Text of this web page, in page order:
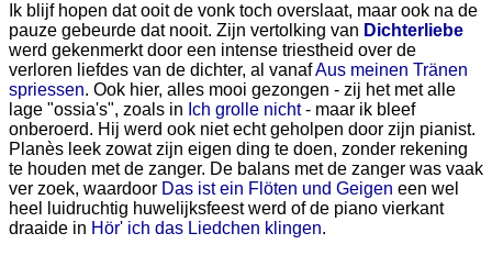
Ik blijf hopen dat ooit de vonk toch overslaat, maar ook na de
pauze gebeurde dat nooit. Zijn vertolking van Dichterliebe
werd gekenmerkt door een intense triestheid over de
verloren liefdes van de dichter, al vanafAus meinen Tränen
spriessen. Ook hier, alles mooi gezongen - zij het met alle
lage "ossia's", zoals in Ich grolle nicht- maar ik bleef
onberoerd. Hij werd ook niet echt geholpen door zijn pianist.
Planès leek zowat zijn eigen ding te doen, zonder rekening
te houden met de zanger. De balans met de zanger was vaak
ver zoek, waardoor Das ist ein Flöten und Geigen een wel
heel luidruchtig huwelijksfeest werd of de piano vierkant
draaide in Hör' ich das Liedchen klingen.